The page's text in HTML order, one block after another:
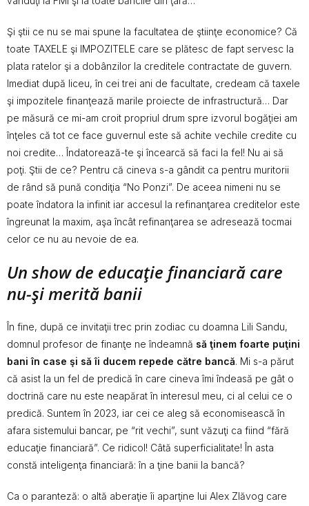
Şi ştii ce nu se mai spune la facultatea de ştiinţe economice? Că
toate TAXELE şi IMPOZITELE care se plătesc de fapt servesc la
plata ratelor şi a dobânzilor la creditele contractate de guvern.
Imediat după liceu, în cei trei ani de facultate, credeam că taxele
şi impozitele finanţează marile proiecte de infrastructură… Dar
pe măsură ce mi-am croit propriul drum spre izvorul bogăţiei am
înţeles că tot ce face guvernul este să achite vechile credite cu
noi credite… Îndatorează-te şi încearcă să faci la fel! Nu ai să
poţi. Ştii de ce? Pentru că cineva s-a gândit ca pentru muritorii
de rând să pună condiţia “No Ponzi”. De aceea nimeni nu se
poate îndatora la infinit iar accesul la refinanţarea creditelor este
îngreunat la maxim, aşa încât refinanţarea se adresează tocmai
celor ce nu au nevoie de ea.
Un show de educaţie financiară care
nu-şi merită banii
În fine, după ce invitaţii trec prin zodiac cu doamna Lili Sandu,
domnul profesor de finanţe ne îndeamnă să ţinem foarte puţini
bani în case şi să îi ducem repede către bancă. Mi s-a părut
că asist la un fel de predică în care cineva îmi îndeasă pe gât o
doctrină care nu este neapărat în interesul meu, ci al celui ce o
predică. Suntem în 2023, iar cei ce aleg să economisească în
afara sistemului bancar, pe “rit vechi”, sunt văzuţi ca fiind “fără
educaţie financiară”. Ce ridicol! Câtă superficialitate! În asta
constă inteligenţa financiară: în a ţine banii la bancă?
Ca o paranteză: o altă aberaţie îi aparţine lui Alex Zlăvog care